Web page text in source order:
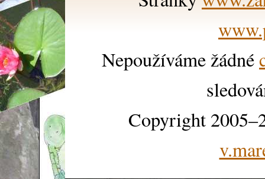
Nepoužíváme žádné
Copyright